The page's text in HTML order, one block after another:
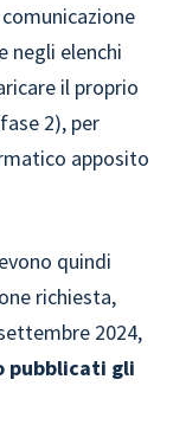
negli elenchi
il proprio
2), per
apposito
quindi
richiesta,
2024,
pubblicati gli